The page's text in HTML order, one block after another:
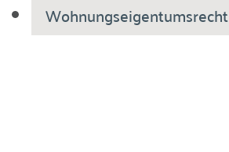
Wohnungseigentumsrecht